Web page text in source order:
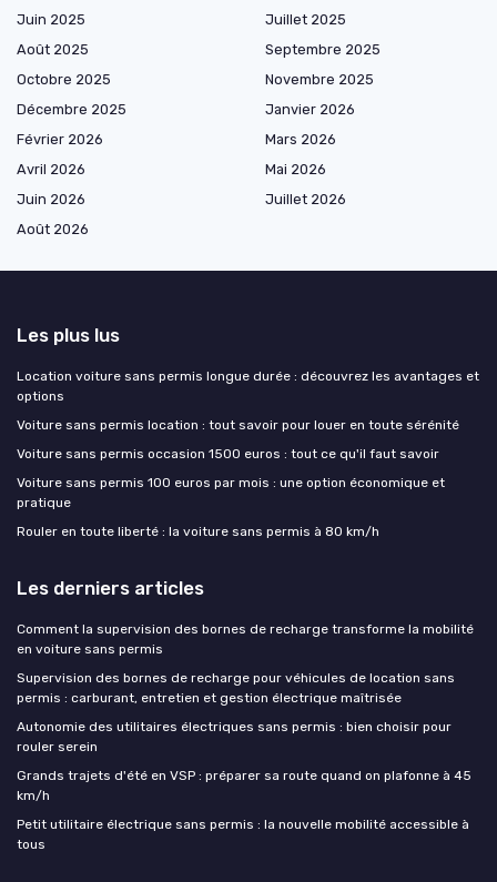
Juin 2025
Juillet 2025
Août 2025
Septembre 2025
Octobre 2025
Novembre 2025
Décembre 2025
Janvier 2026
Février 2026
Mars 2026
Avril 2026
Mai 2026
Juin 2026
Juillet 2026
Août 2026
Les plus lus
Location voiture sans permis longue durée : découvrez les avantages et
options
Voiture sans permis location : tout savoir pour louer en toute sérénité
Voiture sans permis occasion 1500 euros : tout ce qu'il faut savoir
Voiture sans permis 100 euros par mois : une option économique et
pratique
Rouler en toute liberté : la voiture sans permis à 80 km/h
Les derniers articles
Comment la supervision des bornes de recharge transforme la mobilité
en voiture sans permis
Supervision des bornes de recharge pour véhicules de location sans
permis : carburant, entretien et gestion électrique maîtrisée
Autonomie des utilitaires électriques sans permis : bien choisir pour
rouler serein
Grands trajets d'été en VSP : préparer sa route quand on plafonne à 45
km/h
Petit utilitaire électrique sans permis : la nouvelle mobilité accessible à
tous